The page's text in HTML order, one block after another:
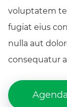
voluptatem
fugiat eius
nulla aut
consequatur